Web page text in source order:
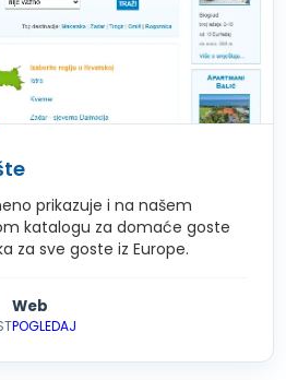
prikazuje i na našem
katalogu za domaće goste
za sve goste iz Europe.
Web
POGLEDAJ